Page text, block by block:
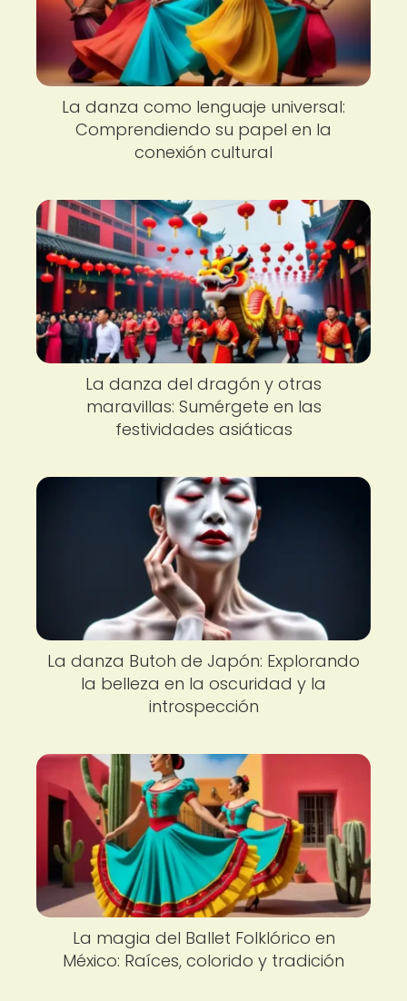
La danza como lenguaje universal:
Comprendiendo su papel en la
conexión cultural
La danza del dragón y otras
maravillas: Sumérgete en las
festividades asiáticas
La danza Butoh de Japón: Explorando
la belleza en la oscuridad y la
introspección
La magia del Ballet Folklórico en
México: Raíces, colorido y tradición